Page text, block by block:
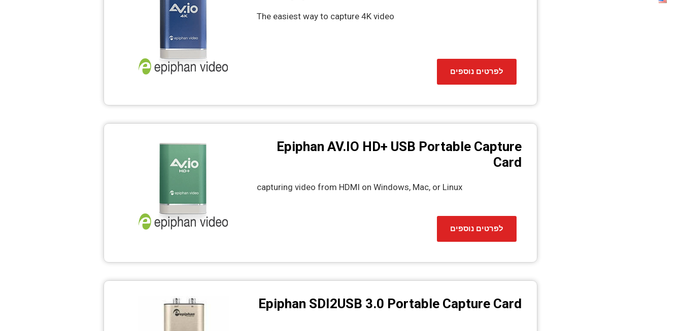
The easiest way to capture 4K video
לפרטים נוספים
Epiphan AV.IO HD+ USB Portable Capture
Card
capturing video from HDMI on Windows, Mac, or Linux
לפרטים נוספים
Epiphan SDI2USB 3.0 Portable Capture Card